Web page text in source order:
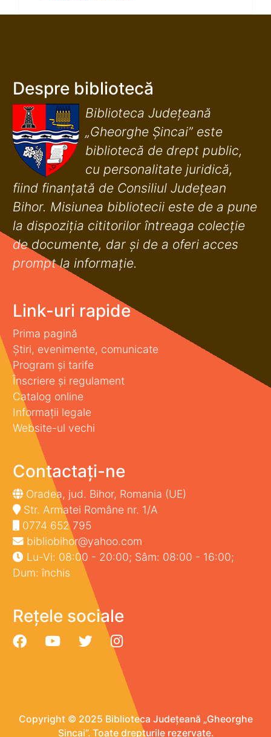
Despre bibliotecă
Biblioteca Județeană
„Gheorghe Șincai” este
bibliotecă de drept public,
cu personalitate juridică,
fiind finanţată de Consiliul Judeţean
Bihor. Misiunea bibliotecii este de a pune
la dispoziţia cititorilor întreaga colecţie
de documente, dar şi de a oferi acces
prompt la informaţie.
Link-uri rapide
Prima pagină
Știri, evenimente, comunicate
Program și tarife
Înscriere și regulament
Catalog online
Informații legale
Website-ul vechi
Contactați-ne
Oradea, jud. Bihor, Romania (UE)
Str. Armatei Române nr. 1/A
0774 652 795
bibliobihor@yahoo.com
Lu-Vi: 08:00 - 20:00; Sâm: 08:00 - 16:00;
Dum: închis
Rețele sociale
Copyright © 2025 Biblioteca Județeană „Gheorghe
Șincai”. Toate drepturile rezervate.